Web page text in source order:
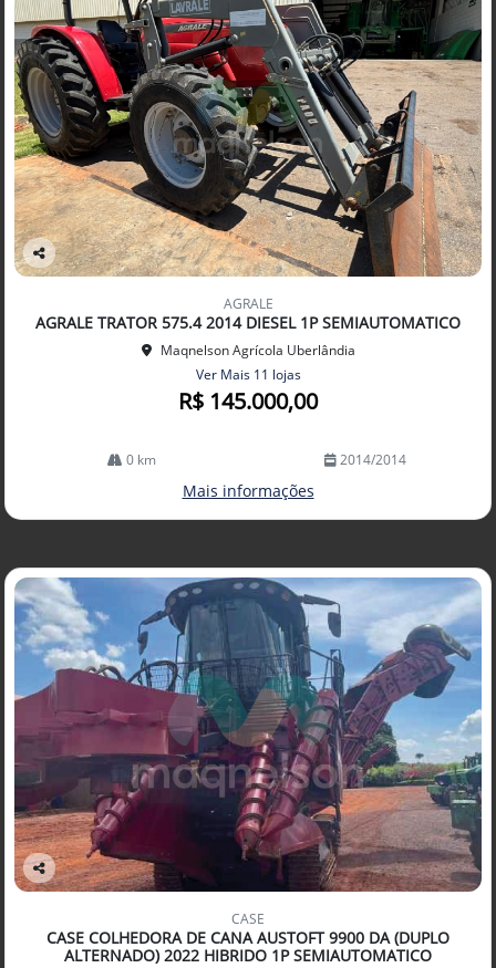
Co
arti
lhe
AGRALE
AGRALE TRATOR 575.4 2014 DIESEL 1P SEMIAUTOMATICO
Maqnelson Agrícola Uberlândia
Ver Mais 11 lojas
R$ 145.000,00
0 km 2014/2014
Mais informações
Co
lhe
CASE
CASE COLHEDORA DE CANA AUSTOFT 9900 DA (DUPLO
ALTERNADO) 2022 HIBRIDO 1P SEMIAUTOMATICO